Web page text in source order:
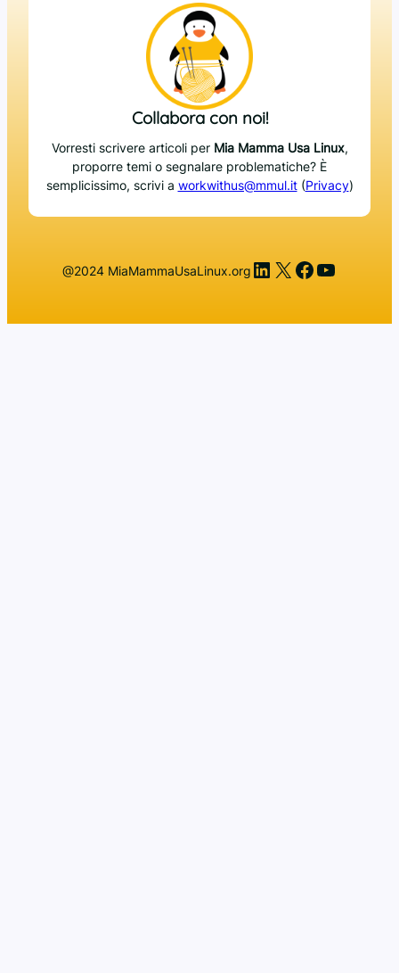
Collabora con noi!
Vorresti scrivere articoli per Mia Mamma Usa Linux,
proporre temi o segnalare problematiche? È
semplicissimo, scrivi a workwithus@mmul.it(Privacy)
@2024 MiaMammaUsaLinux.org LinkedIn
X Facebook